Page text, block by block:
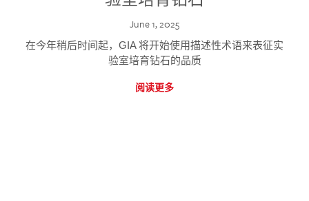
June 1, 2025
在今年稍后时间起，GIA 将开始使用描述性术语来表征实
验室培育钻石的品质
阅读更多